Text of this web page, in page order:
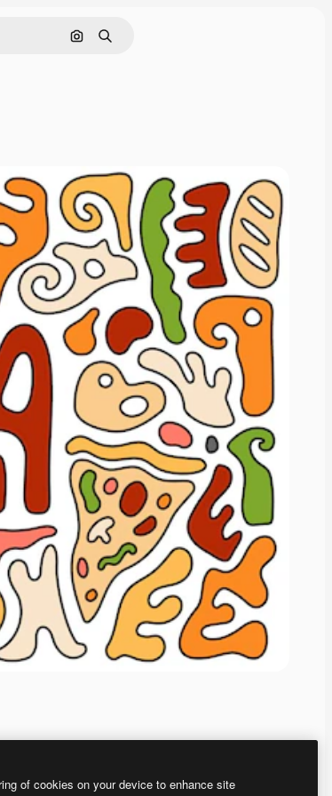
画像で検索
検索
of cookies on your device to enhance site